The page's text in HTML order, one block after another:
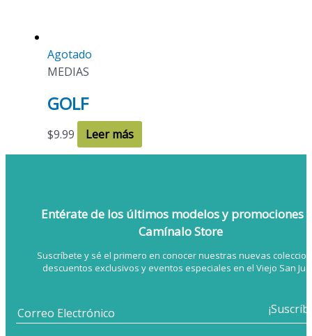
Agotado
MEDIAS
GOLF
$9.99 Leer más
Entérate de los últimos modelosy promociones
Camínalo Store
Suscríbete y sé el primero en conocer nuestras nuevas
descuentos exclusivos y eventos especiales en el Viejo San